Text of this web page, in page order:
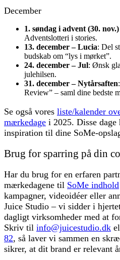
December
1. søndag i advent (30.
Adventslotteri i stories.
13. december – Lucia: Del
budskab om “lys i mørket”.
24. december – Jul: Ønsk
julehilsen.
31. december – Nytårsaften
Review” – saml dine bedste
Se også vores liste/kalender
mærkedage i 2025. Disse dage
inspiration til dine SoMe-
Brug for sparring på din
Har du brug for en erfaren
mærkedagene til SoMe indhold
kampagner, videoidéer eller
Juice Studio – vi sidder i
dagligt virksomheder med at
Skriv til info@juicestudio.dk
82, så laver vi sammen en
sikrer, at dit brand er relevant